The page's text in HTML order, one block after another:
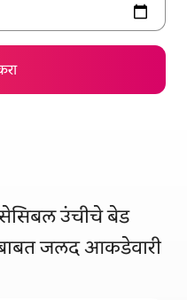
उंचीचे बेड
जलद आकडेवारी